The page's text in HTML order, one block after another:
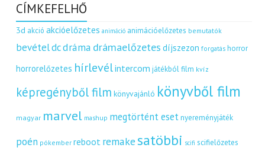
CÍMKEFELHŐ
3d akció akcióelőzetes animáció animációelőzetes bemutatók
bevételdcdráma drámaelőzetes díjszezon forgatás horror
horrorelőzetes hírlevélintercom játékból film kvíz
képregényből film könyvajánló könyvből film
magyar marvel mashup megtörtént eset nyereményjáték
poén pókember reboot remakesatöbbi scifi scifielőzetes